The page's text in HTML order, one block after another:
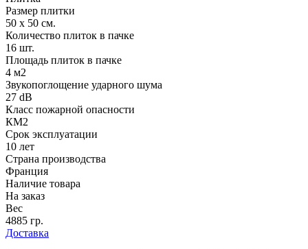
Размер плитки
50 х 50 см.
Количество плиток в пачке
16 шт.
Площадь плиток в пачке
4 м2
Звукопоглощение ударного шума
27 dB
Класс пожарной опасности
КМ2
Срок эксплуатации
10 лет
Страна производства
Франция
Наличие товара
На заказ
Вес
4885 гр.
Доставка